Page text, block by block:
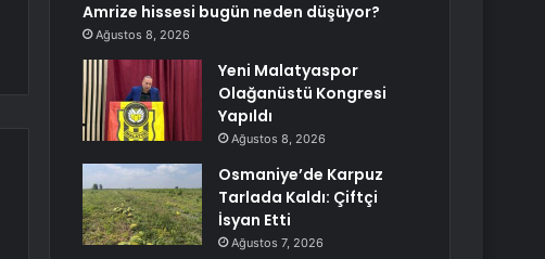
Amrize hissesi bugün neden düşüyor?
Ağustos 8, 2026
Yeni Malatyaspor
Olağanüstü Kongresi
Yapıldı
Ağustos 8, 2026
Osmaniye’de Karpuz
Tarlada Kaldı: Çiftçi
İsyan Etti
Ağustos 7, 2026